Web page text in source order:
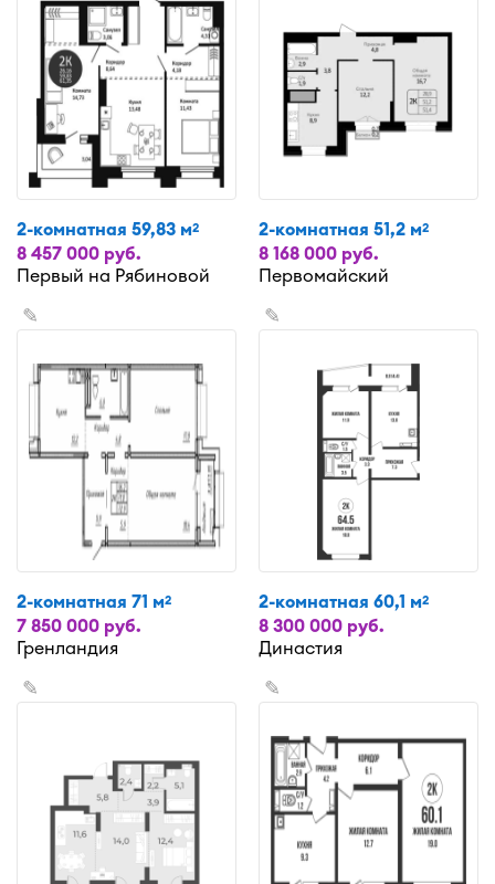
2-комнатная 59,83 м2
8 457 000 руб.
Первый на Рябиновой
2-комнатная 51,2 м2
8 168 000 руб.
Первомайский
✎
2-комнатная 71 м2
7 850 000 руб.
Гренландия
✎
2-комнатная 60,1 м2
8 300 000 руб.
Династия
✎ ✎